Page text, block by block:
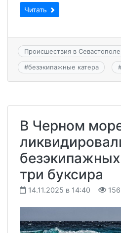
Читать
Происшествия в
#безэкипажные катера
В Черном
три буксира
14.11.2025 в 14:40 156